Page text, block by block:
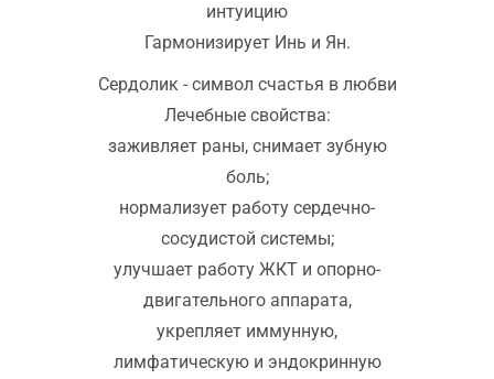
интуицию
Гармонизирует Инь и Ян.
Сердолик - символ счастья в любви
Лечебные свойства:
заживляет раны, снимает зубную
боль;
нормализует работу сердечно-
сосудистой системы;
улучшает работу ЖКТ и опорно-
двигательного аппарата,
укрепляет иммунную,
лимфатическую и эндокринную